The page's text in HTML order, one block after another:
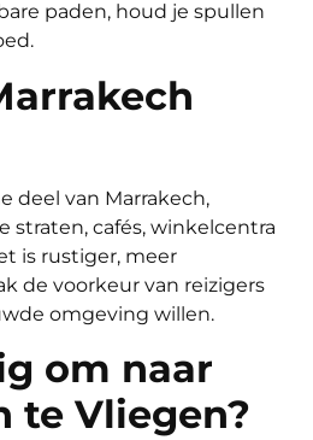
paden, houd je spullen
deel van Marrakech,
straten, cafés, winkelcentra
is rustiger, meer
de voorkeur van reizigers
omgeving willen.
om naar
te Vliegen?